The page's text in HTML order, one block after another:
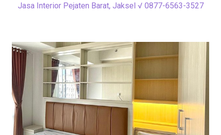
Jasa Interior Pejaten Barat, Jaksel √ 0877-6563-3527